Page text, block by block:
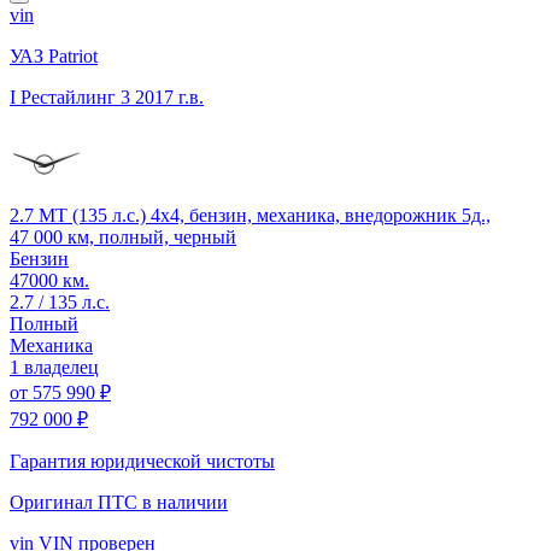
vin
УАЗ Patriot
I Рестайлинг 3 2017 г.в.
2.7 MT (135 л.с.) 4x4, бензин, механика, внедорожник 5д.,
47 000 км, полный, черный
Бензин
47000 км.
2.7 / 135 л.с.
Полный
Механика
1 владелец
от 575 990 ₽
792 000 ₽
Гарантия юридической чистоты
Оригинал ПТС в наличии
vin VIN проверен